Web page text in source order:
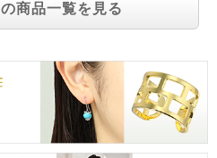
商品一覧を見る